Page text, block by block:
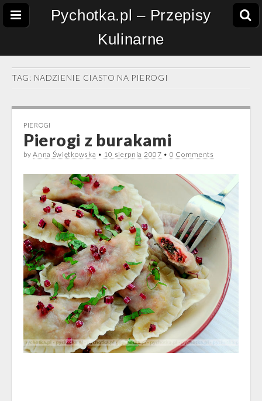
Pychotka.pl – Przepisy
Kulinarne
TAG: NADZIENIE CIASTO NA PIEROGI
PIEROGI
Pierogi z burakami
byAnna Świętkowska • 10 sierpnia 2007 • 0 Comments